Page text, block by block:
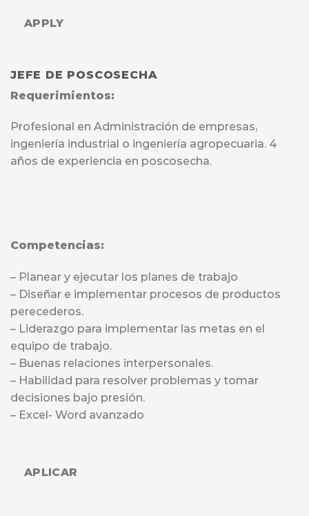
APPLY
JEFE DE POSCOSECHA
Requerimientos:
Profesional en Administración de empresas,
ingeniería industrial o ingeniería agropecuaria. 4
años de experiencia en poscosecha.
Competencias:
– Planear y ejecutar los planes de trabajo
– Diseñar e implementar procesos de productos
perecederos.
– Liderazgo para implementar las metas en el
equipo de trabajo.
– Buenas relaciones interpersonales.
– Habilidad para resolver problemas y tomar
decisiones bajo presión.
– Excel- Word avanzado
APLICAR